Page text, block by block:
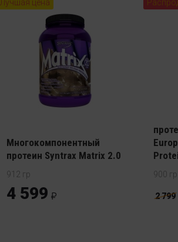
Лучшая цена
Многокомпонентный
протеин Syntrax Matrix 2.0
912 гр
4 599
900 гр
2 799